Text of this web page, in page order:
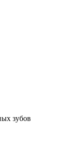
зубов